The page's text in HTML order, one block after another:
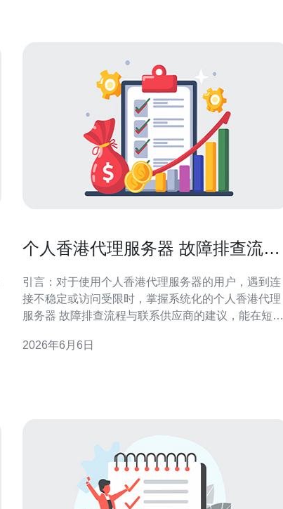
个人香港代理服务器 故障排查流程
引言：对于使用个人香港代理服务器的用户，遇到连
接不稳定或访问受限时，掌握系统化的个人香港代理
服务器 故障排查流程与联系供应商的建议，能在短时
解决效率。 检查基础网络与本地配置 首先排除本地网
2026年6月6日